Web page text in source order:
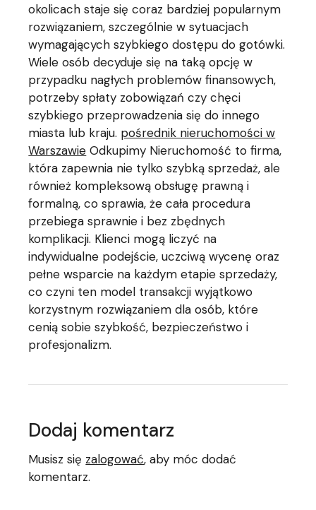
okolicach staje się coraz bardziej popularnym
rozwiązaniem, szczególnie w sytuacjach
wymagających szybkiego dostępu do gotówki.
Wiele osób decyduje się na taką opcję w
przypadku nagłych problemów finansowych,
potrzeby spłaty zobowiązań czy chęci
szybkiego przeprowadzenia się do innego
miasta lub kraju. pośrednik nieruchomości w
Warszawie Odkupimy Nieruchomość to firma,
która zapewnia nie tylko szybką sprzedaż, ale
również kompleksową obsługę prawną i
formalną, co sprawia, że cała procedura
przebiega sprawnie i bez zbędnych
komplikacji. Klienci mogą liczyć na
indywidualne podejście, uczciwą wycenę oraz
pełne wsparcie na każdym etapie sprzedaży,
co czyni ten model transakcji wyjątkowo
korzystnym rozwiązaniem dla osób, które
cenią sobie szybkość, bezpieczeństwo i
profesjonalizm.
Dodaj komentarz
Musisz się zalogować, aby móc dodać
komentarz.